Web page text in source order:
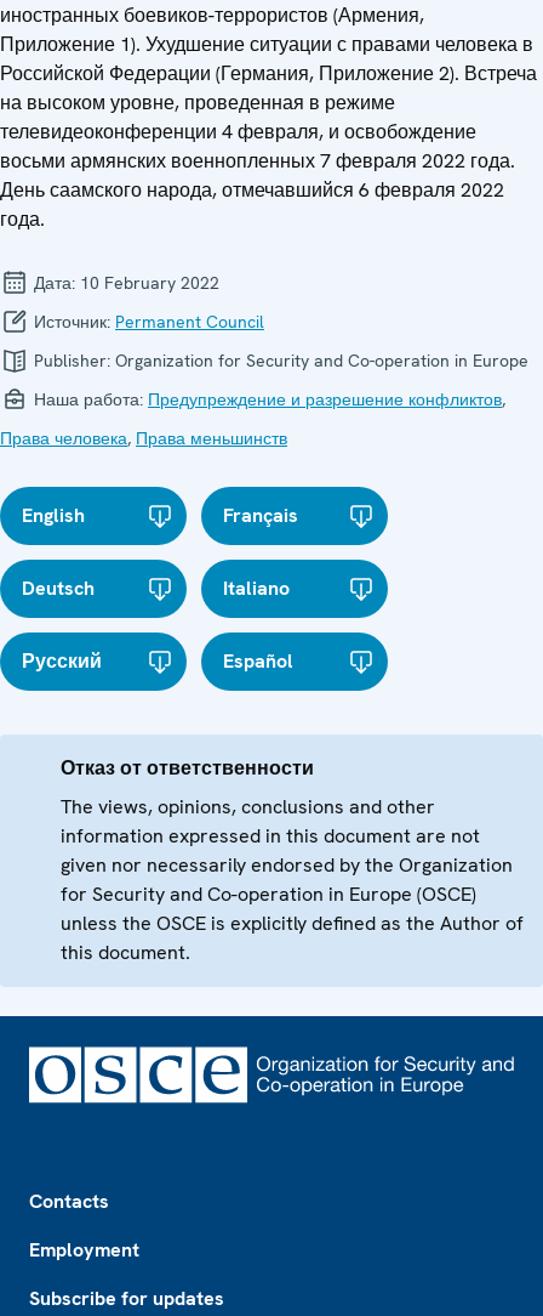
иностранных боевиков-террористов (Армения,
Приложение 1). Ухудшение ситуации с правами человека в
Российской Федерации (Германия, Приложение 2). Встреча
на высоком уровне, проведенная в режиме
телевидеоконференции 4 февраля, и освобождение
восьми армянских военнопленных 7 февраля 2022 года.
День саамского народа, отмечавшийся 6 февраля 2022
года.
Дата: 10 February 2022
Источник: Permanent Council
Publisher: Organization for Security and Co-operation in Europe
Наша работа: Предупреждение и разрешение конфликтов,
Права человека, Права меньшинств
English Français
Deutsch Italiano
Русский Español
Отказ от ответственности
The views, opinions, conclusions and other
information expressed in this document are not
given nor necessarily endorsed by the Organization
for Security and Co-operation in Europe (OSCE)
unless the OSCE is explicitly defined as the Author of
this document.
Contacts
Employment
Subscribe for updates